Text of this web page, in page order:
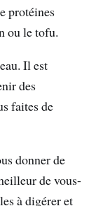
protéines
ou le tofu.
Il est
des
faites de
donner de
de vous-
à digérer et